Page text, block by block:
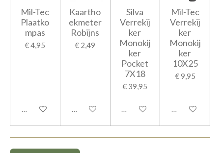
Mil-Tec
Plaatko
mpas
€ 4,95
In winkelwagen
Kaartho
ekmeter
Robijns
€ 2,49
In winkelwagen
Silva
Verrekij
ker
Monokij
ker
Pocket
7X18
€ 39,95
In winkelwagen
Mil-Tec
Verrekij
ker
Monokij
ker
10X25
€ 9,95
In